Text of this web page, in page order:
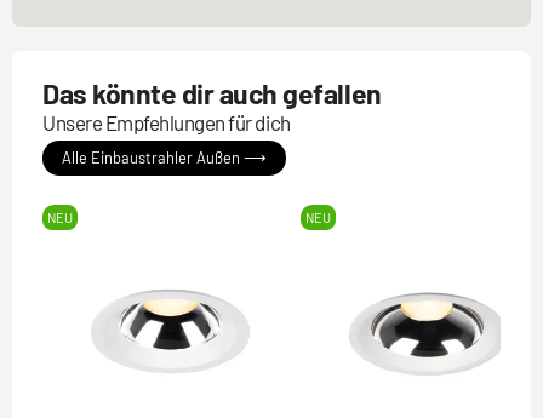
Das könnte dir auch gefallen
Unsere Empfehlungen für dich
Alle Einbaustrahler Außen ⟶
NEU NEU